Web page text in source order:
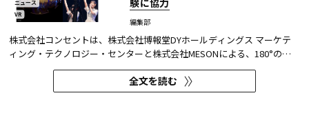
ニュース
VR
編集部
株式会社コンセントは、株式会社博報堂DYホールディングス マーケテ
ィング・テクノロジー・センターと株式会社MESONによる、180°の視
野角のImmersive Video（以下、イマーシブビデオ）を実験刺激に用い
た心理実験に協力し、そのプレプリント論文が2026年6月8日にarXivで
公開された。 本実験は、イマーシブビデオの撮影距離が体験者の「そ...
全文を読む